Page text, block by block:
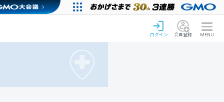
ログイン 会員登録 MENU